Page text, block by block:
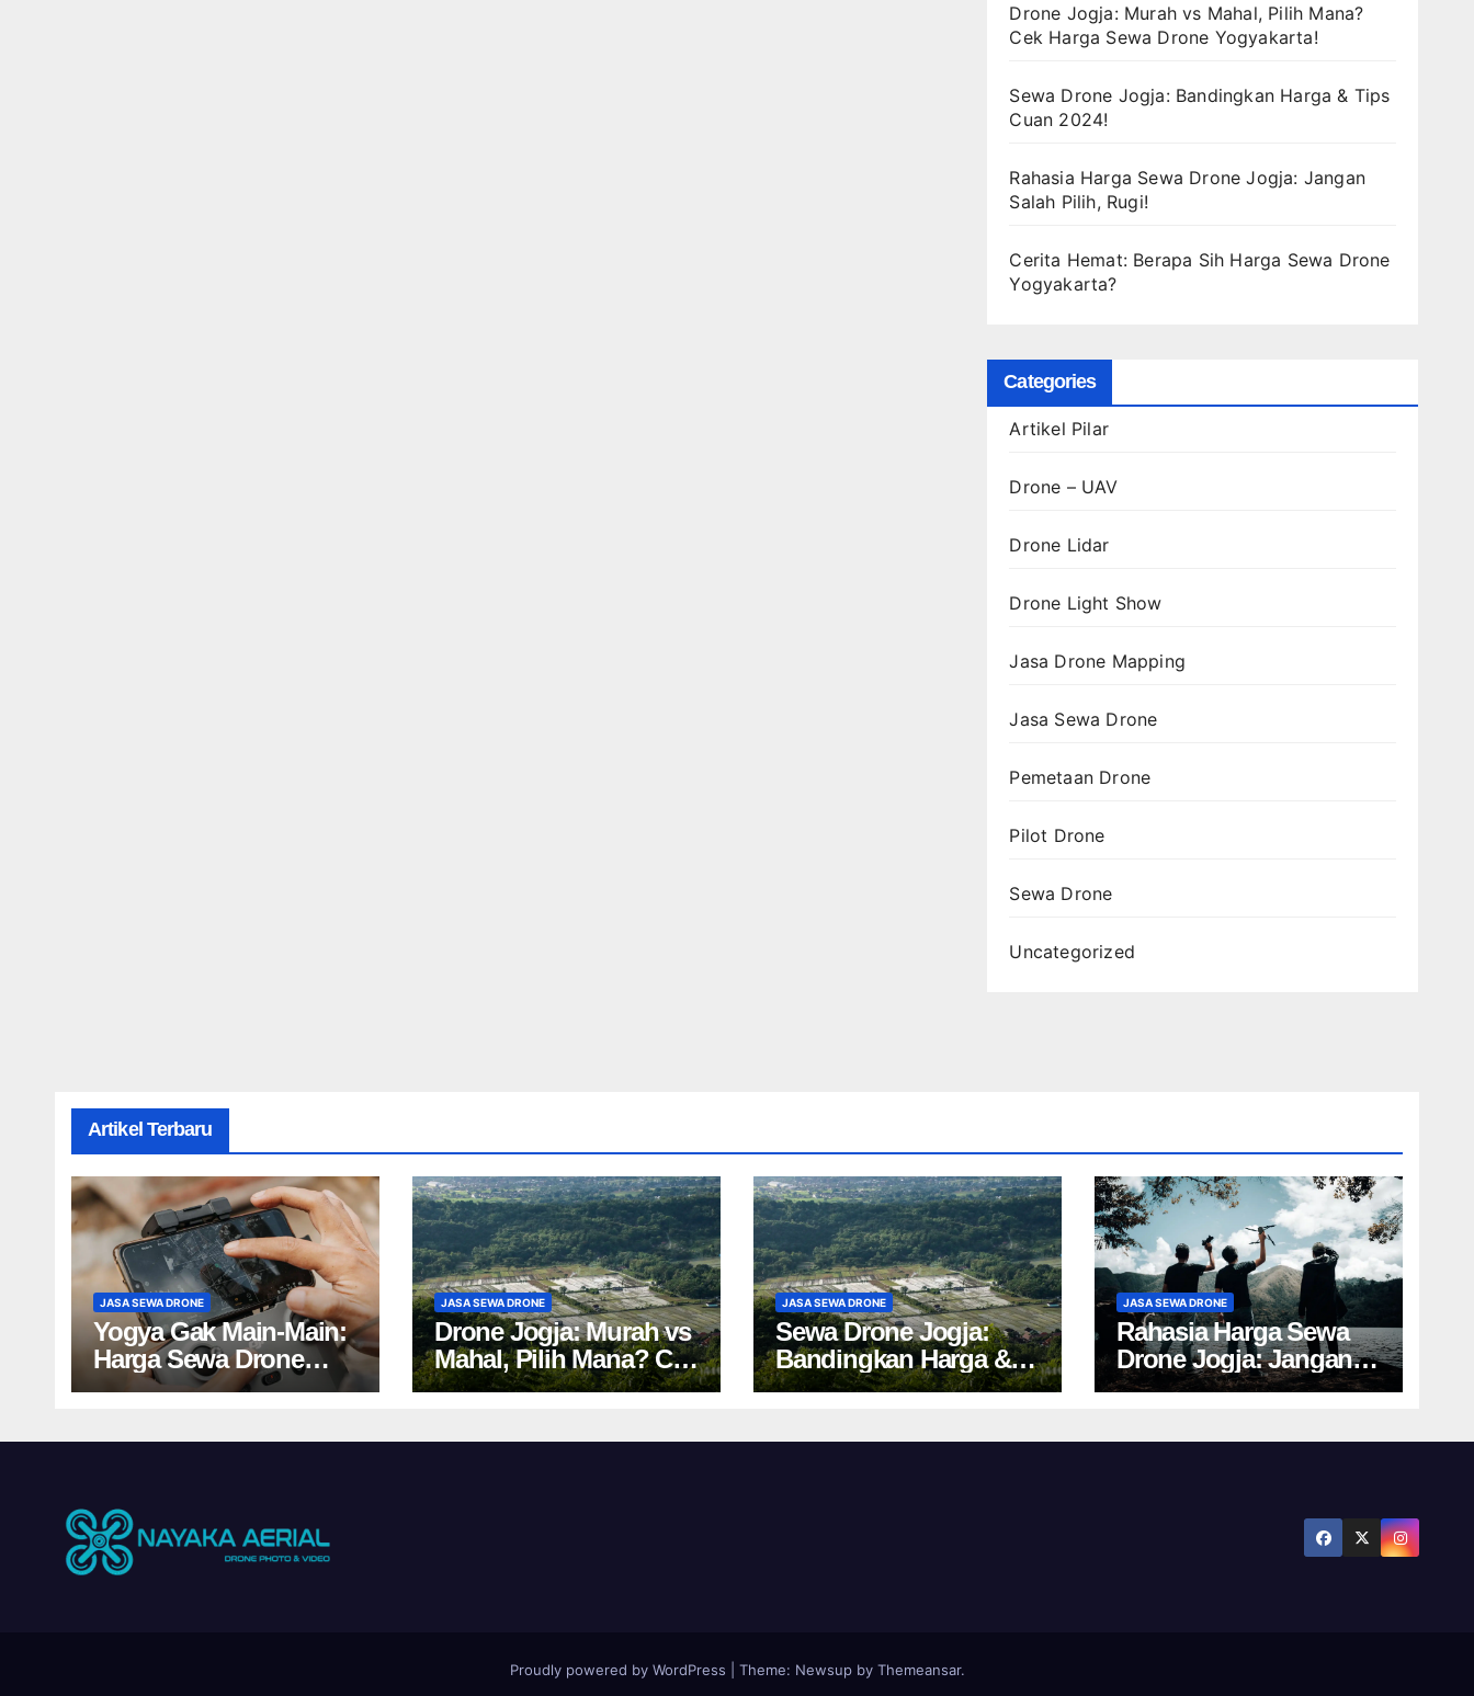
Drone Jogja: Murah vs Mahal, Pilih Mana?
Cek Harga Sewa Drone Yogyakarta!
Sewa Drone Jogja: Bandingkan Harga & Tips
Cuan 2024!
Rahasia Harga Sewa Drone Jogja: Jangan
Salah Pilih, Rugi!
Cerita Hemat: Berapa Sih Harga Sewa Drone
Yogyakarta?
Categories
Artikel Pilar
Drone – UAV
Drone Lidar
Drone Light Show
Jasa Drone Mapping
Jasa Sewa Drone
Pemetaan Drone
Pilot Drone
Sewa Drone
Uncategorized
Artikel Terbaru
JASA SEWA DRONE
Yogya Gak Main-Main:
Harga Sewa Drone
Bikin Kaget!
JASA SEWA DRONE
Drone Jogja: Murah vs
Mahal, Pilih Mana? Cek
Harga Sewa Drone
JASA SEWA DRONE
Sewa Drone Jogja:
Bandingkan Harga &
Tips Cuan 2024!
JASA SEWA DRONE
Rahasia Harga Sewa
Drone Jogja: Jangan
Salah Pilih, Rugi!
Proudly powered by WordPress Theme: Newsupby Themeansar.